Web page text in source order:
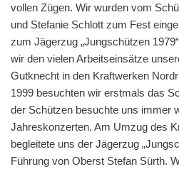
vollen Zügen. Wir wurden vom
und Stefanie Schlott zum Fest
zum Jägerzug „Jungschützen
wir den vielen Arbeitseinsätze
Gutknecht in den Kraftwerken
1999 besuchten wir erstmals das
der Schützen besuchte uns immer
Jahreskonzerten. Am Umzug des
begleitete uns der Jägerzug
Führung von Oberst Stefan Sürth.